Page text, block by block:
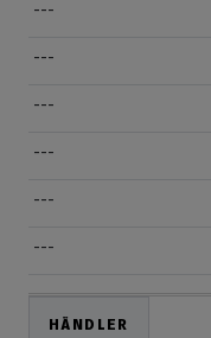
---
---
---
---
---
---
HÄNDLER